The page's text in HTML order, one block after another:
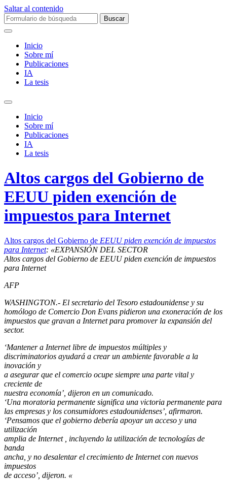
Saltar al contenido
Buscar:
Inicio
Sobre mí­
Publicaciones
IA
La tesis
Alternar
campo
búsqueda
Inicio
Sobre mí­
Publicaciones
IA
La tesis
Altos cargos del Gobierno de
EEUU piden exención de
impuestos para Internet
Altos cargos del Gobierno de EEUU piden exención de impuestos
para Internet: «EXPANSIÓN DEL SECTOR
Altos cargos del Gobierno de EEUU piden exención de impuestos
para Internet
AFP
WASHINGTON.- El secretario del Tesoro estadounidense y su
homólogo de Comercio Don Evans pidieron una exoneración de los
impuestos que gravan a Internet para promover la expansión del
sector.
‘Mantener a Internet libre de impuestos múltiples y
discriminatorios ayudará a crear un ambiente favorable a la
inovación y
a asegurar que el comercio ocupe siempre una parte vital y
creciente de
nuestra economía’, dijeron en un comunicado.
‘Una moratoria permanente significa una victoria permanente para
las empresas y los consumidores estadounidenses’, afirmaron.
‘Pensamos que el gobierno debería apoyar un acceso y una
utilización
amplia de Internet , incluyendo la utilización de tecnologías de
banda
ancha, y no desalentar el crecimiento de Internet con nuevos
impuestos
de acceso’, dijeron. «